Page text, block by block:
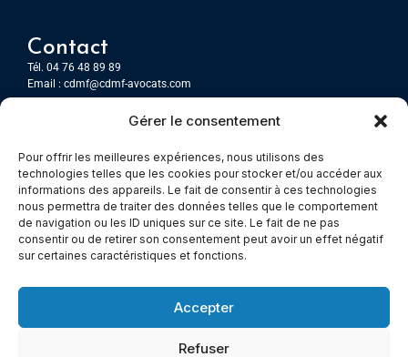
Gérer le consentement
Pour offrir les meilleures expériences, nous utilisons des
technologies telles que les cookies pour stocker et/ou accéder aux
informations des appareils. Le fait de consentir à ces technologies
nous permettra de traiter des données telles que le comportement
de navigation ou les ID uniques sur ce site. Le fait de ne pas
consentir ou de retirer son consentement peut avoir un effet négatif
sur certaines caractéristiques et fonctions.
Accepter
Refuser
Contact
Tél. 04 76 48 89 89
Email : cdmf@cdmf-avocats.com
7 Place Firmin Gautier
CS 80476
38016 GRENOBLE, Cedex 1
Chambery
Immeuble le Paris
73000 Chambéry